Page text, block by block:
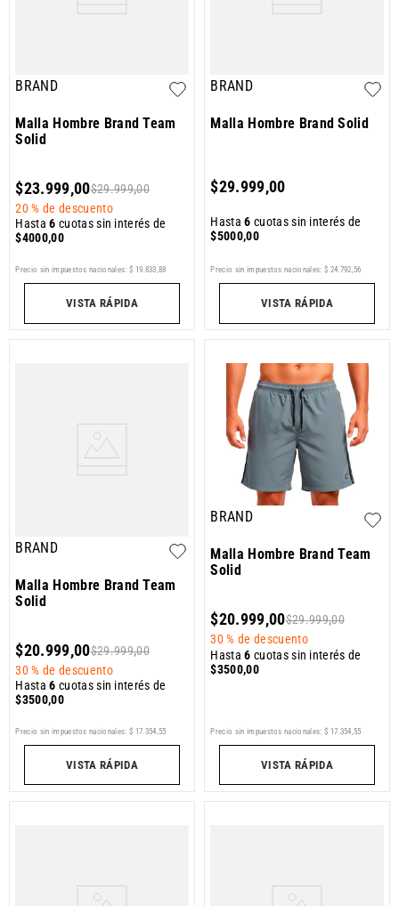
BRAND
Malla Hombre Brand Team
Solid
$23.999,00$29.999,00
20 % de descuento
Hasta6 cuotas sin interés de
$4000,00
Precio sin impuestos nacionales: $ 19.833,88
VISTA RÁPIDA
BRAND
Malla Hombre Brand Solid
$29.999,00
Hasta6 cuotas sin interés de
$5000,00
Precio sin impuestos nacionales: $ 24.792,56
VISTA RÁPIDA
BRAND
Malla Hombre Brand Team
Solid
$20.999,00$29.999,00
30 % de descuento
Hasta6 cuotas sin interés de
$3500,00
Precio sin impuestos nacionales: $ 17 354 55
VISTA RÁPIDA
BRAND
Malla Hombre Brand Team
Solid
$20.999,00$29.999,00
30 % de descuento
Hasta6 cuotas sin interés de
$3500,00
Precio sin impuestos nacionales: $ 17 354 55
VISTA RÁPIDA